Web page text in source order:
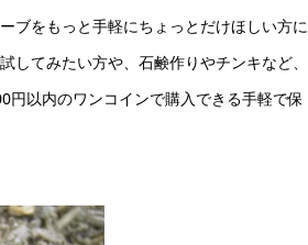
ブをもっと手軽にちょっとだけほしい方に
てみたい方や、石鹸作りやチンキなど、
円以内のワンコインで購入できる手軽で保